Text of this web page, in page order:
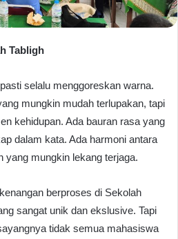
Tabligh
selalu menggoreskan warna.
mungkin mudah terlupakan, tapi
kehidupan. Ada bauran rasa yang
dalam kata. Ada harmoni antara
yang mungkin lekang terjaga.
berproses di Sekolah
sangat unik dan ekslusive. Tapi
tidak semua mahasiswa